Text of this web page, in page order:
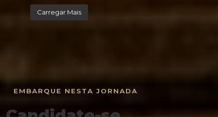
Carregar Mais
EMBARQUE NESTA JORNADA